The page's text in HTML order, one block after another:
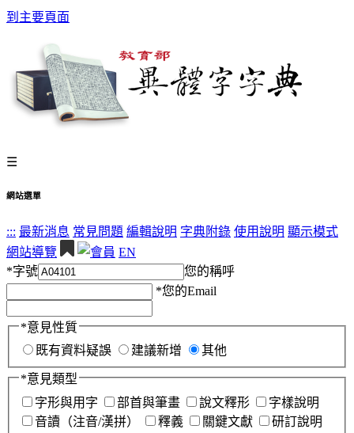
到主要頁面
☰
網站選單
::: 最新消息 常見問題 編輯說明 字典附錄 使用說明 顯示模式
網站導覽
EN
*字號
您的稱呼
*您的Email
*意見性質
既有資料疑誤
建議新增 其他
*意見類型
字形與用字
部首與筆畫 說文釋形
字樣說明
音讀（注音/漢拼）
釋義 關鍵文獻
研訂說明